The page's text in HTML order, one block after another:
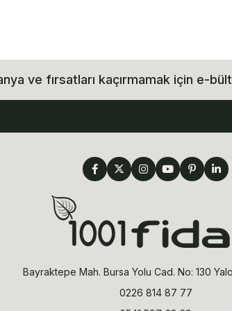
ve fırsatları kaçırmamak için e-
Bayraktepe Mah. Bursa Yolu Cad. No: 130
0226 814 87 77